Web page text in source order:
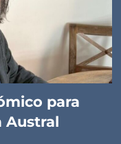
para
Austral